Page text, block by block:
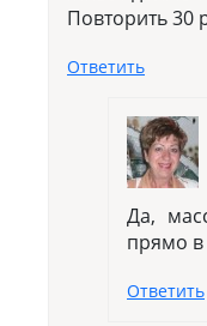
Повторить 30
Ответить
Да,
прямо в
Ответить